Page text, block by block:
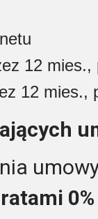
12
12 mies.,
0%